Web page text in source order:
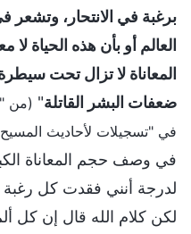
برغبة في الانتحار، وتشعر
العالم أو بأن هذه الحياة
المعاناة لا تزال تحت
ضعفات البشر القاتلة" (من
في "تسجيلات لأحاديث
في وصف حجم المعاناة
لدرجة أنني فقدت كل رغبة
لكن كلام الله قال إن كل